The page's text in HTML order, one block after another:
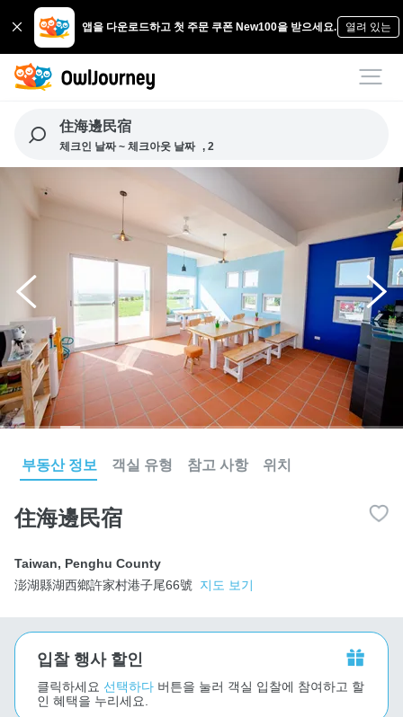
앱을 다운로드하고 첫 주문 쿠폰 New100을 받으세요. 열려 있는
住海邊民宿
체크인 날짜 ~ 체크아웃 날짜 , 2
부동산 정보 객실 유형 참고 사항 위치
住海邊民宿
Taiwan, Penghu County
澎湖縣湖西鄉許家村港子尾66號
지도 보기
입찰 행사 할인
클릭하세요 선택하다 버튼을 눌러 객실 입찰에 참여하고 할
인 혜택을 누리세요.